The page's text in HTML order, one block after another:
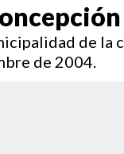
de
de 2004.